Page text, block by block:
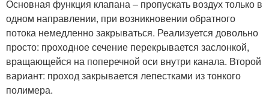
Основная функция клапана – пропускать воздух только в
одном направлении, при возникновении обратного
потока немедленно закрываться. Реализуется довольно
просто: проходное сечение перекрывается заслонкой,
вращающейся на поперечной оси внутри канала. Второй
вариант: проход закрывается лепестками из тонкого
полимера.